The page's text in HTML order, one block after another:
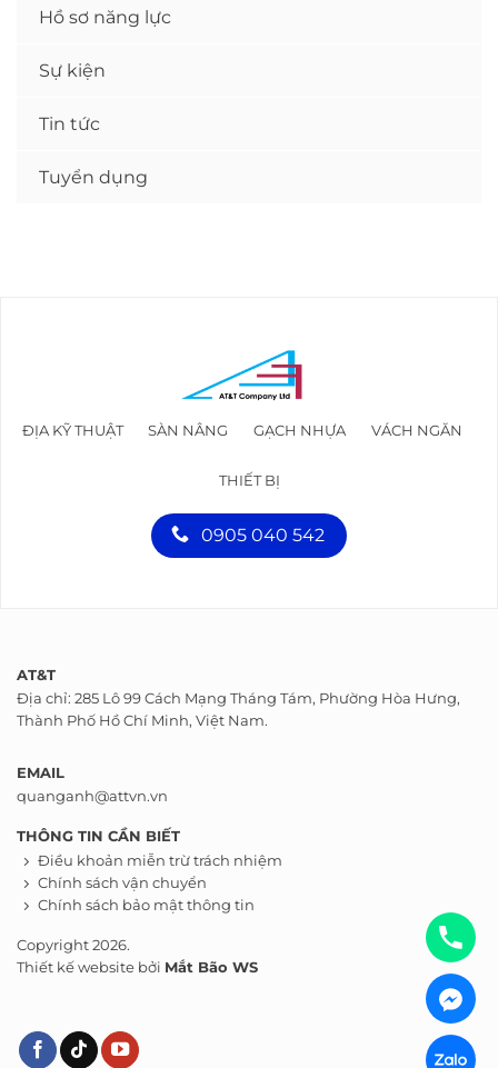
Hồ sơ năng lực
Sự kiện
Tin tức
Tuyển dụng
ĐỊA KỸ THUẬT SÀN NÂNG GẠCH NHỰA VÁCH NGĂN
THIẾT BỊ
0905 040 542
AT&T
Địa chỉ: 285 Lô 99 Cách Mạng Tháng Tám, Phường Hòa Hưng,
Thành Phố Hồ Chí Minh, Việt Nam.
EMAIL
quanganh@attvn.vn
THÔNG TIN CẦN BIẾT
Điều khoản miễn trừ trách nhiệm
Chính sách vận chuyển
Chính sách bảo mật thông tin
Copyright 2026.
Thiết kế website bởi Mắt Bão WS